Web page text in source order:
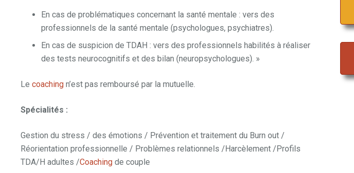
En cas de problématiques concernant la santé mentale : vers des
professionnels de la santé mentale (psychologues, psychiatres).
En cas de suspicion de TDAH : vers des professionnels habilités à réaliser
des tests neurocognitifs et des bilan (neuropsychologues). »
Le coaching n’est pas remboursé par la mutuelle.
Spécialités :
Gestion du stress / des émotions / Prévention et traitement du Burn out /
Réorientation professionnelle / Problèmes relationnels /Harcèlement /Profils
TDA/H adultes /Coaching de couple